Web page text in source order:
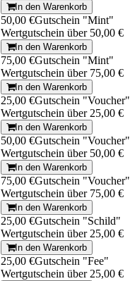
In den Warenkorb
50,00 €Gutschein "Mint"
Wertgutschein über 50,00 €
In den Warenkorb
75,00 €Gutschein "Mint"
Wertgutschein über 75,00 €
In den Warenkorb
25,00 €Gutschein "Voucher"
Wertgutschein über 25,00 €
In den Warenkorb
50,00 €Gutschein "Voucher"
Wertgutschein über 50,00 €
In den Warenkorb
75,00 €Gutschein "Voucher"
Wertgutschein über 75,00 €
In den Warenkorb
25,00 €Gutschein "Schild"
Wertgutschein über 25,00 €
In den Warenkorb
25,00 €Gutschein "Fee"
Wertgutschein über 25,00 €